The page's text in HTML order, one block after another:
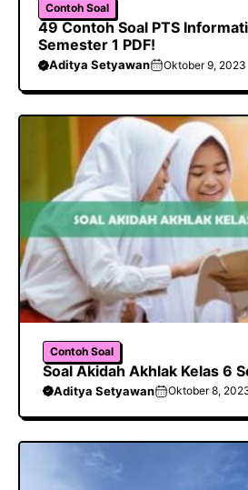
Contoh Soal
49 Contoh Soal PTS
Semester 1 PDF!
Aditya Setyawan Oktober 9, 2023
Contoh Soal
Soal Akidah Akhlak Kelas 6
Aditya Setyawan Oktober 8,